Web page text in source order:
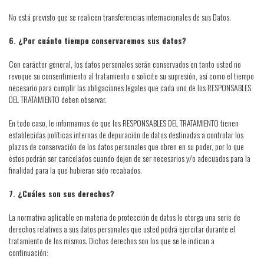
No está previsto que se realicen transferencias internacionales de sus Datos.
6. ¿Por cuánto tiempo conservaremos sus datos?
Con carácter general, los datos personales serán conservados en tanto usted no
revoque su consentimiento al tratamiento o solicite su supresión, así como el tiempo
necesario para cumplir las obligaciones legales que cada uno de los RESPONSABLES
DEL TRATAMIENTO deben observar.
En todo caso, le informamos de que los RESPONSABLES DEL TRATAMIENTO tienen
establecidas políticas internas de depuración de datos destinadas a controlar los
plazos de conservación de los datos personales que obren en su poder, por lo que
éstos podrán ser cancelados cuando dejen de ser necesarios y/o adecuados para la
finalidad para la que hubieran sido recabados.
7. ¿Cuáles son sus derechos?
La normativa aplicable en materia de protección de datos le otorga una serie de
derechos relativos a sus datos personales que usted podrá ejercitar durante el
tratamiento de los mismos. Dichos derechos son los que se le indican a
continuación: